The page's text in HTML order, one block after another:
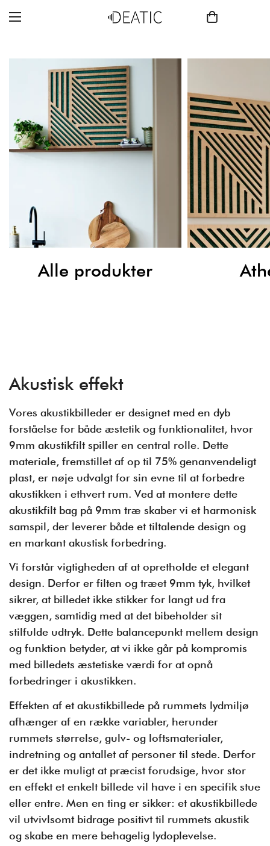
Æstetik, Akustik & Harmoni
SHOP HER
Alle produkter
Akustisk effekt
Vores akustikbilleder er designet med en dyb
forståelse for både æstetik og funktionalitet, hvor
9mm akustikfilt spiller en central rolle. Dette
materiale, fremstillet af op til 75% genanvendeligt
plast, er nøje udvalgt for sin evne til at forbedre
akustikken i ethvert rum. Ved at montere dette
akustikfilt bag på 9mm træ skaber vi et harmonisk
samspil, der leverer både et tiltalende design og
en markant akustisk forbedring.
Vi forstår vigtigheden af at opretholde et elegant
design. Derfor er filten og træet 9mm tyk, hvilket
sikrer, at billedet ikke stikker for langt ud fra
væggen, samtidig med at det bibeholder sit
stilfulde udtryk. Dette balancepunkt mellem design
og funktion betyder, at vi ikke går på kompromis
med billedets æstetiske værdi for at opnå
forbedringer i akustikken.
Effekten af et akustikbillede på rummets lydmiljø
afhænger af en række variabler, herunder
rummets størrelse, gulv- og loftsmaterialer,
indretning og antallet af personer til stede. Derfor
er det ikke muligt at præcist forudsige, hvor stor
en effekt et enkelt billede vil have i en specifik stue
eller entre. Men en ting er sikker: et akustikbillede
vil utvivlsomt bidrage positivt til rummets akustik
og skabe en mere behagelig lydoplevelse.